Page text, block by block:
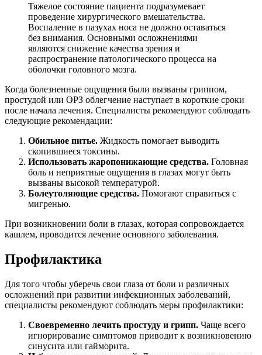
Тяжелое состояние пациента подразумевает
проведение хирургического вмешательства.
Воспаление в пазухах носа не должно оставаться
без внимания. Основными осложнениями
являются снижение качества зрения и
распространение патологического процесса на
оболочки головного мозга.
Когда болезненные ощущения были вызваны гриппом,
простудой или ОРЗ облегчение наступает в короткие сроки
после начала лечения. Специалисты рекомендуют соблюдать
следующие рекомендации:
Обильное питье. Жидкость помогает выводить
скопившиеся токсины.
Использовать жаропонижающие средства. Головная
боль и неприятные ощущения в глазах могут быть
вызваны высокой температурой.
Болеутоляющие средства. Помогают справиться с
мигренью.
При возникновении боли в глазах, которая сопровождается
кашлем, проводится лечение основного заболевания.
Профилактика
Для того чтобы уберечь свои глаза от боли и различных
осложнений при развитии инфекционных заболеваний,
специалисты рекомендуют соблюдать меры профилактики:
Своевременно лечить простуду и грипп. Чаще всего
игнорирование симптомов приводит к возникновению
синусита или гайморита.